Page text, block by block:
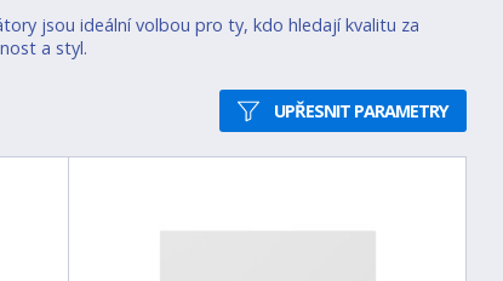
jsou ideální volbou pro ty, kdo hledají kvalitu za
a styl.
UPŘESNIT PARAMETRY